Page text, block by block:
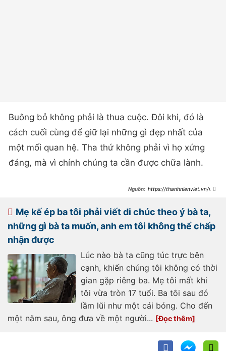
Buông bỏ không phải là thua cuộc. Đôi khi, đó là
cách cuối cùng để giữ lại những gì đẹp nhất của
một mối quan hệ. Tha thứ không phải vì họ xứng
đáng, mà vì chính chúng ta cần được chữa lành.
https://thanhnienviet.vn/vo-
nhung-thu-khien-toi-be-bang-lai-
nam-trong-tay-co-ay-
209250618155112492.htm
Mẹ kế ép ba tôi phải viết di chúc theo ý bà ta,
những gì bà ta muốn, anh em tôi không thể chấp
nhận được
Lúc nào bà ta cũng túc trực bên
cạnh, khiến chúng tôi không có thời
gian gặp riêng ba. Mẹ tôi mất khi
tôi vừa tròn 17 tuổi. Ba tôi sau đó
lầm lũi như một cái bóng. Cho đến
một năm sau, ông đưa về một người...